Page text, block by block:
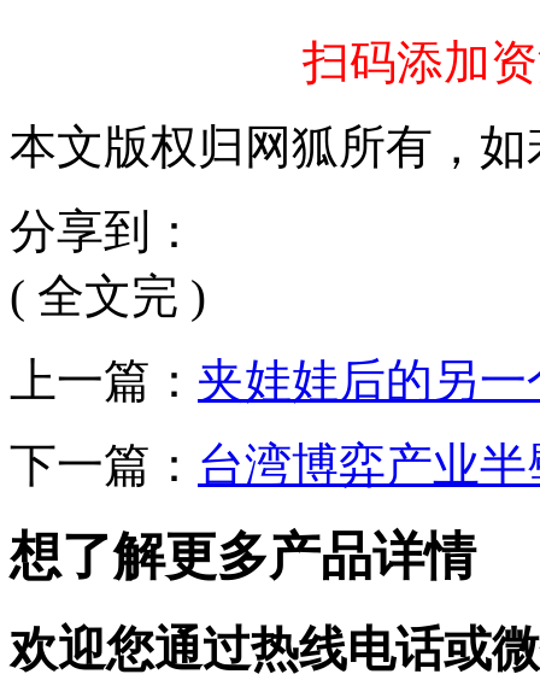
扫码添加
本文版权归网狐所有，
分享到：
( 全文完 )
上一篇： 夹娃娃后的另
下一篇： 台湾博弈产业
想了解更多产品详情
欢迎您通过热线电话或